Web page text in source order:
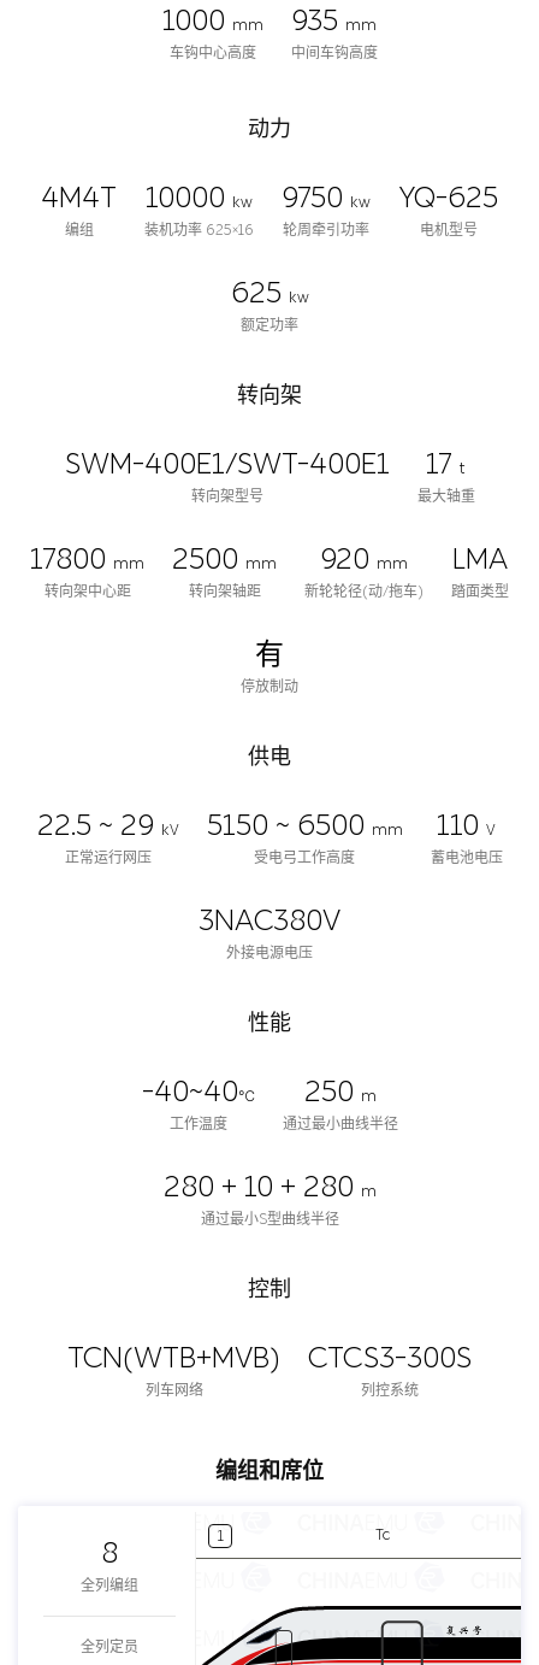
1000 mm
车钩中心高度
935 mm
中间车钩高度
动力
4M4T
编组
10000
kw
装机功率 625×16
9750
kw
轮周牵引功率
YQ-625
电机型号
625
kw
额定功率
转向架
SWM-400E1/SWT-400E1
转向架型号
17 t
最大轴重
17800 mm
转向架中心距
2500 mm
转向架轴距
920 mm
新轮轮径(动/拖车)
LMA
踏面类型
有
停放制动
供电
22.5 ~ 29
kV
正常运行网压
5150 ~ 6500 mm
受电弓工作高度
110 V
蓄电池电压
3NAC380V
外接电源电压
性能
-40~40℃
工作温度
250 m
通过最小曲线半径
280 + 10 + 280 m
通过最小S型曲线半径
控制
TCN(WTB+MVB)
列车网络
CTCS3-300S
列控系统
编组和席位
8
全列编组
全列定员
1 Tc